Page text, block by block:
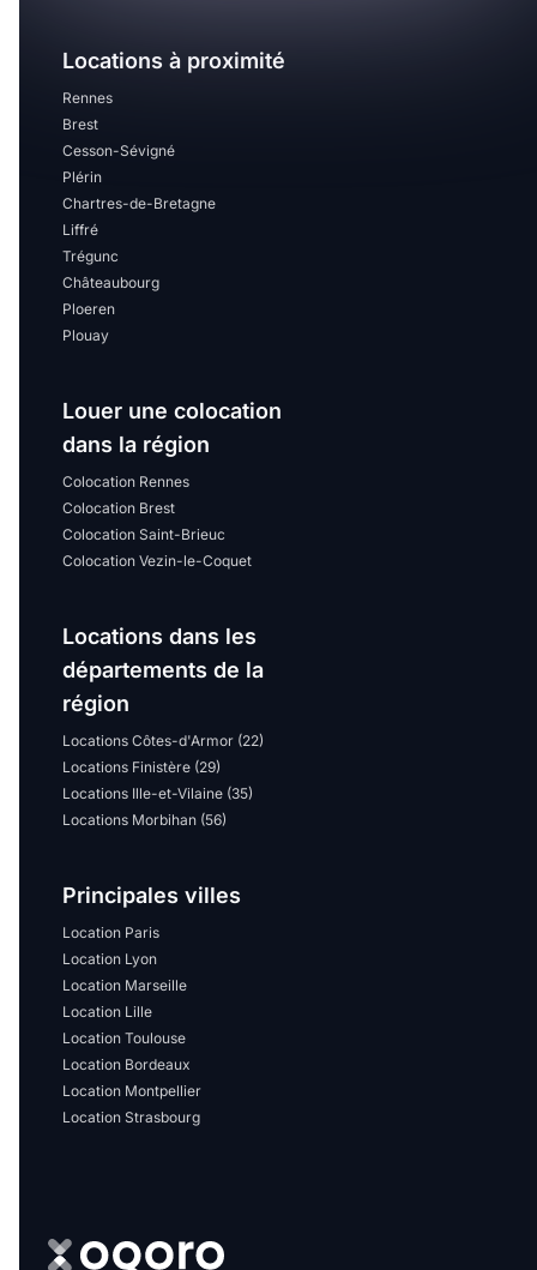
Locations à proximité
Rennes
Brest
Cesson-Sévigné
Plérin
Chartres-de-Bretagne
Liffré
Trégunc
Châteaubourg
Ploeren
Plouay
Louer une colocation
dans la région
Colocation Rennes
Colocation Brest
Colocation Saint-Brieuc
Colocation Vezin-le-Coquet
Locations dans les
départements de la
région
Locations Côtes-d'Armor (22)
Locations Finistère (29)
Locations Ille-et-Vilaine (35)
Locations Morbihan (56)
Principales villes
Location Paris
Location Lyon
Location Marseille
Location Lille
Location Toulouse
Location Bordeaux
Location Montpellier
Location Strasbourg